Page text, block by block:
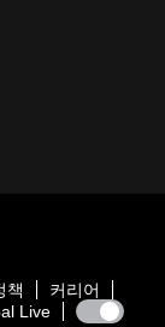
책
커리어
Live